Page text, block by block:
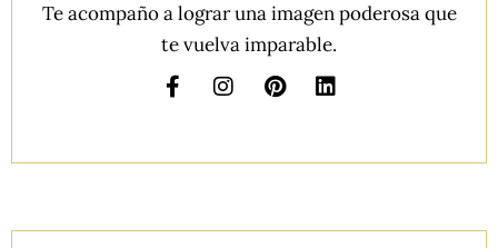
Te acompaño a lograr una imagen poderosa que
te vuelva imparable.